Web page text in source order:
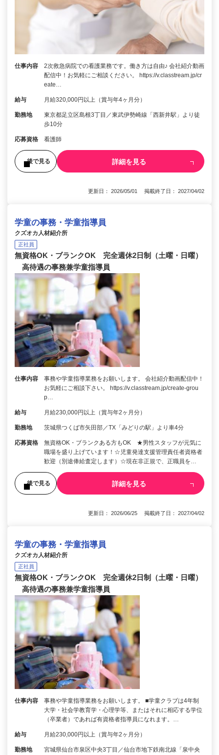
仕事内容
2次救急病院での看護業務です。働き方は自由♪ 会社紹介動画
配信中！お気軽にご相談ください。 https://v.classtream.jp/cr
eate…
給与 月給320,000円以上（賞与年4ヶ月分）
勤務地
東京都足立区島根3丁目／東武伊勢崎線「西新井駅」より徒
歩10分
応募資格 看護師
後で見る 詳細を見る
更新日： 2026/05/01 掲載終了日： 2027/04/02
学童の事務・学童指導員
クズオカ人材紹介所
正社員
無資格OK・ブランクOK 完全週休2日制（土曜・日曜）
高待遇の事務兼学童指導員
仕事内容
事務や学童指導業務をお願いします。 会社紹介動画配信中！
お気軽にご相談下さい。 https://v.classtream.jp/create-grou
p…
給与 月給230,000円以上（賞与年2ヶ月分）
勤務地 茨城県つくば市矢田部／TX「みどりの駅」より車4分
応募資格
無資格OK・ブランクある方もOK ★男性スタッフが元気に
職場を盛り上げています！☆児童発達支援管理責任者資格者
歓迎（別途俸給査定します）☆現在非正規で、正職員を…
後で見る 詳細を見る
更新日： 2026/06/25 掲載終了日： 2027/04/02
学童の事務・学童指導員
クズオカ人材紹介所
正社員
無資格OK・ブランクOK 完全週休2日制（土曜・日曜）
高待遇の事務兼学童指導員
仕事内容
事務や学童指導業務をお願いします。 ■学童クラブは4年制
大学・社会学教育学・心理学等、またはそれに相応する学位
（卒業者）であれば有資格者指導員になれます。…
給与 月給230,000円以上（賞与年2ヶ月分）
勤務地
宮城県仙台市泉区中央3丁目／仙台市地下鉄南北線「泉中央